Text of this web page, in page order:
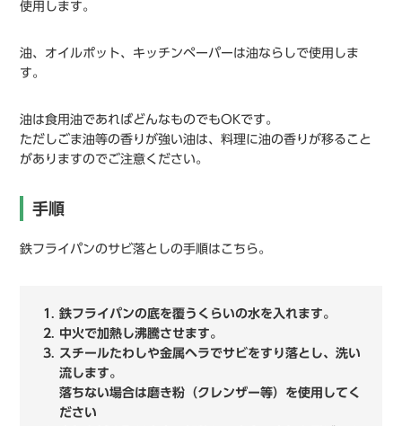
使用します。
油、オイルポット、キッチンペーパーは油ならしで使用しま
す。
油は食用油であればどんなものでもOKです。
ただしごま油等の香りが強い油は、料理に油の香りが移ること
がありますのでご注意ください。
手順
鉄フライパンのサビ落としの手順はこちら。
鉄フライパンの底を覆うくらいの水を入れます。
中火で加熱し沸騰させます。
スチールたわしや金属ヘラでサビをすり落とし、洗い
流します。
落ちない場合は磨き粉（クレンザー等）を使用してく
ださい